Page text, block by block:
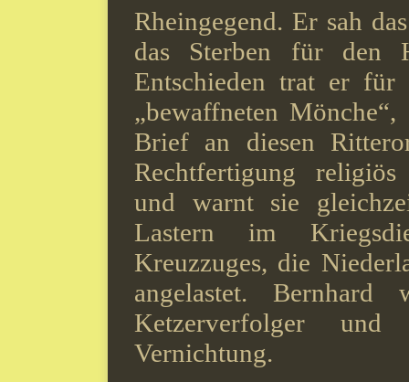
Rheingegend. Er sah
das Sterben für den
Entschieden trat er
„bewaffneten
Brief an diesen
Rechtfertigung
und warnt sie
Lastern im
Kreuzzuges, die
angelastet.
Ketzerverfolger
Vernichtung.